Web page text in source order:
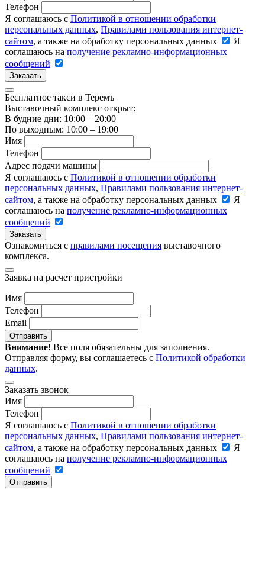
Телефон
Я соглашаюсь с Политикой в отношении обработки
персональных данных, Правилами пользования интернет-
сайтом, а также на обработку персональных данных
Я
соглашаюсь на получение рекламно-информационных
сообщений
Заказать
Бесплатное такси в Теремъ
Выставочный комплекс открыт:
В будние дни: 10:00 – 20:00
По выходным: 10:00 – 19:00
Имя
Телефон
Адрес подачи машины
Я соглашаюсь с Политикой в отношении обработки
персональных данных, Правилами пользования интернет-
сайтом, а также на обработку персональных данных
Я
соглашаюсь на получение рекламно-информационных
сообщений
Заказать
Ознакомиться с правилами посещения выставочного
комплекса.
Заявка на расчет пристройки
Имя
Телефон
Email
Отправить
Внимание! Все поля обязательны для заполнения.
Отправляя форму, вы соглашаетесь с Политикой обработки
данных.
Заказать звонок
Имя
Телефон
Я соглашаюсь с Политикой в отношении обработки
персональных данных, Правилами пользования интернет-
сайтом, а также на обработку персональных данных
Я
соглашаюсь на получение рекламно-информационных
сообщений
Отправить